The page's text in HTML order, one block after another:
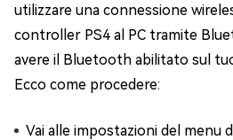
utilizzare una connessione
controller PS4 al PC tramite
avere il Bluetooth abilitato sul
Ecco come procedere:
Vai alle impostazioni del menu